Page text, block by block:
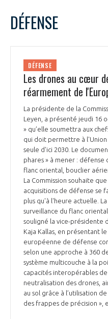
PRÉSENTATION
NOTRE VISION
NOS MISSIONS
NOTRE HISTOIRE
ORGANISATION
LE CONSEIL DU GIFAS
L’ÉQUIPE DU GIFAS
NOS RÉSEAUX À
FONCTIONNEMENT
GEADS
COMITÉ AERO PME
STARTAIR
COMMISSIONS ET COMITÉS
ACCOMPAGNEMENT DE
LES PROGRAMMES DU GIFAS
UN ÉCOSYSTÈME INTÉGRÉ ET
POURQUOI DEVENIR MEMBRE ?
LA MÉDIATION
LA MÉDIATION DANS LA
LE MÉDIATEUR DE LA FILIÈRE
MÉDIATION ET CHARTE
CLIENTS
LE SALON DU BOURGET
CHIFFRES CLÉS
21
DÉFENSE
DÉFENSE
Les drones au cœur
réarmement de
La présidente de la
Leyen, a présenté jeudi 16
» qu’elle soumettra aux
qui doit permettre à
seule d'ici 2030. Le
phares » à mener : défense
flanc oriental, bouclier
La Commission souhaite
acquisitions de défense se
plus qu'à l'heure actuelle.
surveillance du flanc
souligné la vice-présidente
Kaja Kallas, en présentant
européenne de défense
selon une approche à 360
système multicouche à la
capacités interopérables
neutralisation des drones,
au sol grâce à l’utilisation
des frappes de précision »,
Rejoignez une filière
Découvrez les
Rencontres,